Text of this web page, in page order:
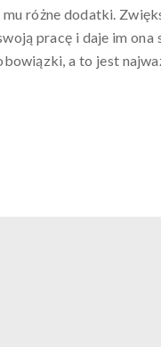
różne dodatki.
pracę i daje im
a to jest